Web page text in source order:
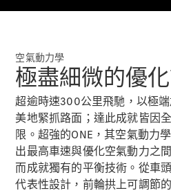
Roadsters
CLE
Cabriolet
Mercedes-
Maybach SL
Monogram
Series
Mercedes-
AMG SL
Roadster
空氣動力學
極盡細微的優
超逾時速300公里飛馳，以極
美地緊抓路面；達此成就皆因
限。超強的ONE，其空氣動力
出最高車速與優化空氣動力之
而成就獨有的平衡技術。從車
代表性設計，前輪拱上可調節